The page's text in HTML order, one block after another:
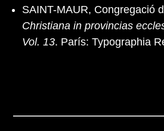
SAINT-MAUR, Congregació
Christiana in provincias
Vol. 13. París: Typographia